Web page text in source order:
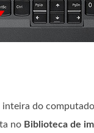
inteira do
no Biblioteca de